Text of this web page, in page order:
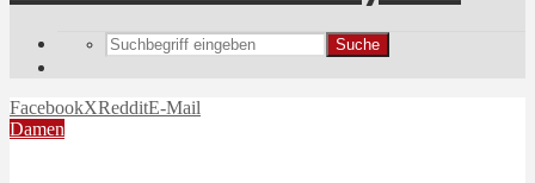
Suche
FacebookXRedditE-Mail
Damen